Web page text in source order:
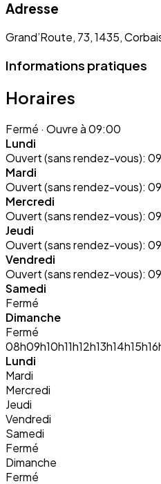
Adresse
Grand’Route, 73, 1435,
Informations pratiques
Horaires
Fermé · Ouvre à 09:00
Lundi
Ouvert (sans rendez-vous):
Mardi
Ouvert (sans rendez-vous):
Mercredi
Ouvert (sans rendez-vous):
Jeudi
Ouvert (sans rendez-vous):
Vendredi
Ouvert (sans rendez-vous):
Samedi
Fermé
Dimanche
Fermé
08h09h10h11h12h13h14h15h
Lundi
Mardi
Mercredi
Jeudi
Vendredi
Samedi
Fermé
Dimanche
Fermé